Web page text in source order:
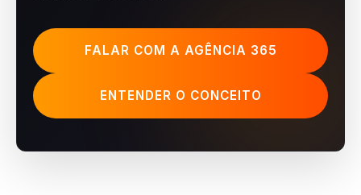
FALAR COM A AGÊNCIA 365
ENTENDER O CONCEITO